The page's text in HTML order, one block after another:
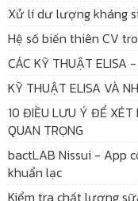
Xử lí dư lượng kháng
Hệ số biến thiên CV
CÁC KỸ THUẬT ELISA
KỸ THUẬT ELISA VÀ
10 ĐIỀU LƯU Ý ĐỂ XÉT
QUAN TRỌNG
bactLAB Nissui - App
khuẩn lạc